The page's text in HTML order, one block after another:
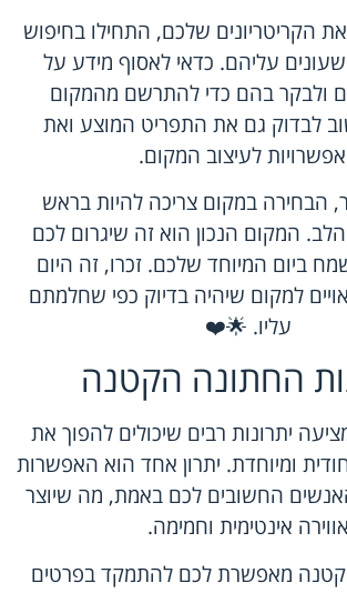
הקריטריונים שלכם, התחילו בחיפוש
עליהם. כדאי לאסוף מידע על
ולבקר בהם כדי להתרשם מהמקום
לבדוק גם את התפריט המוצע ואת
לעיצוב המקום.
הבחירה במקום צריכה להיות בראש
המקום הנכון הוא זה שיגרום לכם
ביום המיוחד שלכם. זכרו, זה היום
למקום שיהיה בדיוק כפי שחלמתם
עליו. 🌟❤️
החתונה הקטנה
יתרונות רבים שיכולים להפוך את
ומיוחדת. יתרון אחד הוא האפשרות
החשובים לכם באמת, מה שיוצר
אווירה אינטימית וחמימה.
קטנה מאפשרת לכם להתמקד בפרטים